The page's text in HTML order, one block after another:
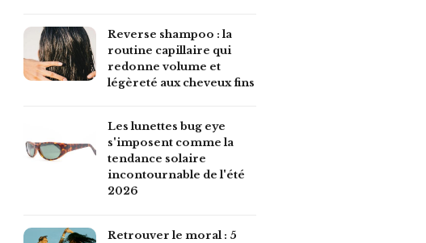
Reverse shampoo : la
routine capillaire qui
redonne volume et
légèreté aux cheveux fins
Les lunettes bug eye
s'imposent comme la
tendance solaire
incontournable de l'été
2026
Retrouver le moral : 5